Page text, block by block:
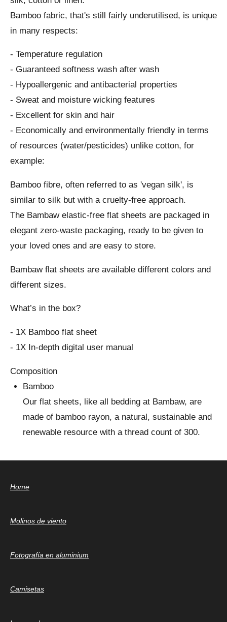
Bamboo fabric, that's still fairly underutilised, is unique
in many respects:
- Temperature regulation
- Guaranteed softness wash after wash
- Hypoallergenic and antibacterial properties
- Sweat and moisture wicking features
- Excellent for skin and hair
- Economically and environmentally friendly in terms
of resources (water/pesticides) unlike cotton, for
example:
Bamboo fibre, often referred to as 'vegan silk', is
similar to silk but with a cruelty-free approach.
The Bambaw elastic-free flat sheets are packaged in
elegant zero-waste packaging, ready to be given to
your loved ones and are easy to store.
Bambaw flat sheets are available different colors and
different sizes.
What’s in the box?
- 1X Bamboo flat sheet
- 1X In-depth digital user manual
Composition
Bamboo
Our flat sheets, like all bedding at Bambaw, are
made of bamboo rayon, a natural, sustainable and
renewable resource with a thread count of 300.
Home
Molinos de viento
Fotografía en aluminium
Camisetas